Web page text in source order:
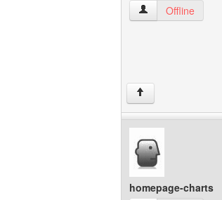
mono-tripOffline
↑
homepage-charts